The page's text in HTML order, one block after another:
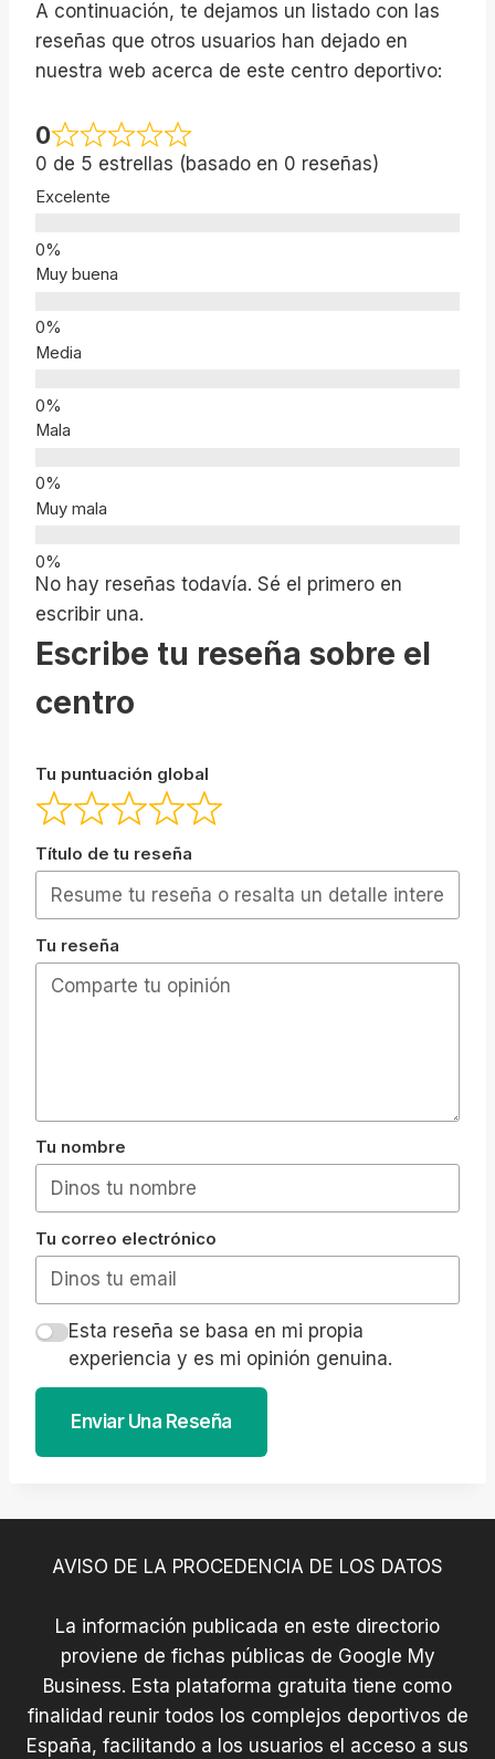
A continuación, te dejamos un listado con las
reseñas que otros usuarios han dejado en
nuestra web acerca de este centro deportivo:
0
0 de 5 estrellas (basado en 0 reseñas)
Excelente
Muy buena
Media
Mala
Muy mala
No hay reseñas todavía. Sé el primero en
escribir una.
Escribe tu reseña sobre el
centro
Tu puntuación global
Título de tu reseña
Tu reseña
Tu nombre
Tu correo electrónico
Esta reseña se basa en mi propia
experiencia y es mi opinión genuina.
Enviar Una Reseña
AVISO DE LA PROCEDENCIA DE LOS DATOS
La información publicada en este directorio
proviene de fichas públicas de Google My
Business. Esta plataforma gratuita tiene como
finalidad reunir todos los complejos deportivos de
España, facilitando a los usuarios el acceso a sus